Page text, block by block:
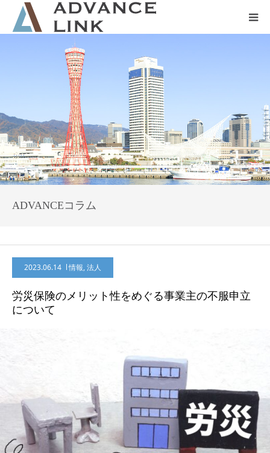
ADVANCEコラム
2023.06.14 情報,法人
労災保険のメリット性をめぐる事業主の不服申立
について
会社概要
ネット保険
事業保険